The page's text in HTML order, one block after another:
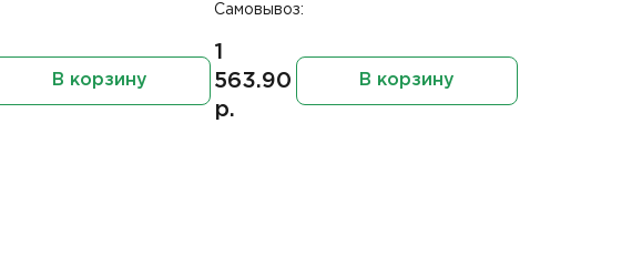
В корзину
Самовывоз:
1
563.90
р.
В корзину